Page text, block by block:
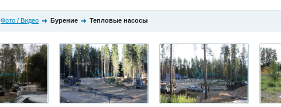
Фото / Видео Бурение Тепловые насосы